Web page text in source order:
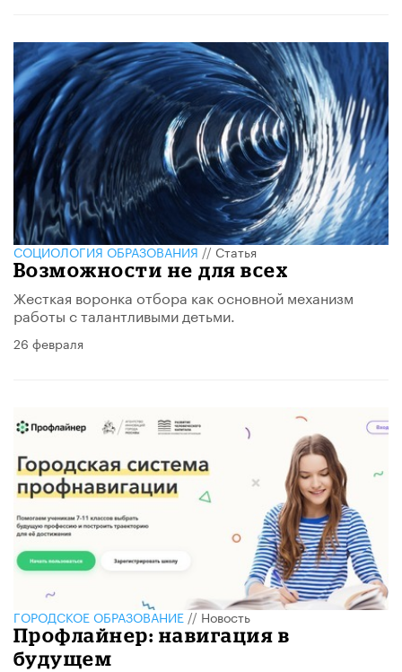
CОЦИОЛОГИЯ ОБРАЗОВАНИЯ//Статья
Возможности не для всех
Жесткая воронка отбора как основной механизм
работы с талантливыми детьми.
26 февраля
ГОРОДСКОЕ ОБРАЗОВАНИЕ//Новость
Профлайнер: навигация в
будущем